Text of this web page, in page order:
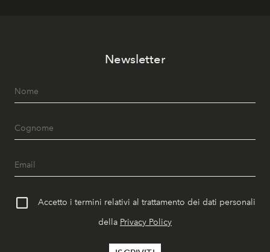
Newsletter
Accetto i termini relativi al trattamento dei dati personali
della Privacy Policy